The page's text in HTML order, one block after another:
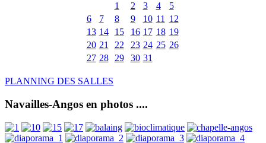
1
2 3 4
5
6
7 8 9 10 11
12
13 14 15 16 17 18 19
20 21 22 23 24 25 26
27 28 29 30 31
PLANNING DES SALLES
Navailles-Angos en photos ....